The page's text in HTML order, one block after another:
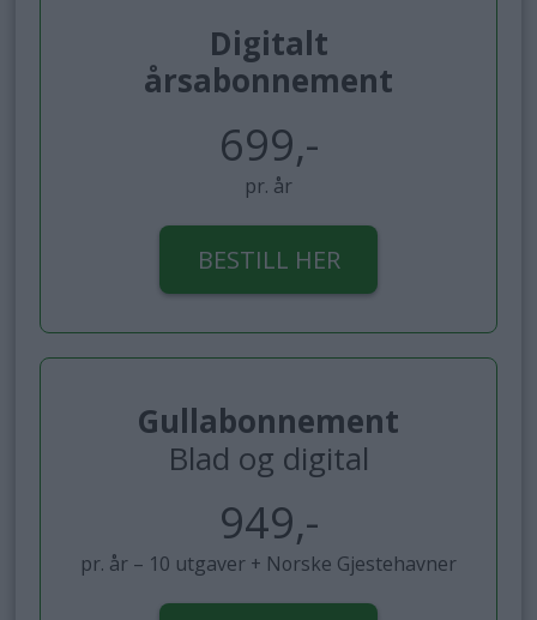
Digitalt
årsabonnement
699,-
pr. år
BESTILL HER
Gullabonnement
Blad og digital
949,-
pr. år – 10 utgaver + Norske Gjestehavner